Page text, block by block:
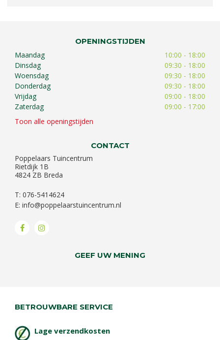
OPENINGSTIJDEN
Maandag
10:00 - 18:00
Dinsdag
09:30 - 18:00
Woensdag
09:30 - 18:00
Donderdag
09:30 - 18:00
Vrijdag
09:00 - 18:00
Zaterdag
09:00 - 17:00
Toon alle openingstijden
CONTACT
Poppelaars Tuincentrum
Rietdijk 1B
4824 ZB Breda
T: 076-5414624
E: info@poppelaarstuincentrum.nl
GEEF UW MENING
BETROUWBARE SERVICE
Lage verzendkosten